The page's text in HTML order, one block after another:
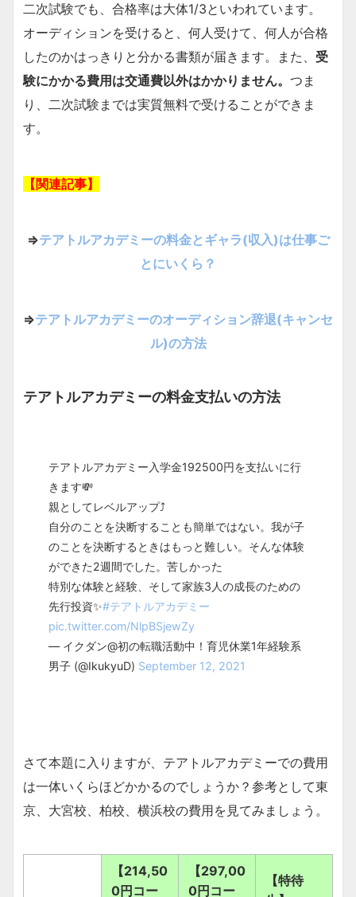
二次試験でも、合格率は大体1/3といわれています。
オーディションを受けると、何人受けて、何人が合格
したのかはっきりと分かる書類が届きます。また、 受
験にかかる費用は交通費以外はかかりません。 つま
り、二次試験までは実質無料で受けることができま
す。
【関連記事】
⇒テアトルアカデミーの料金とギャラ(収入)は仕事ご
とにいくら？
⇒テアトルアカデミーのオーディション辞退(キャンセ
ル)の方法
テアトルアカデミーの料金支払いの方法
テアトルアカデミー入学金192500円を支払いに行
きます💸
親としてレベルアップ⤴️
自分のことを決断することも簡単ではない。我が子
のことを決断するときはもっと難しい。そんな体験
ができた2週間でした。苦しかった
特別な体験と経験、そして家族3人の成長のための
先行投資✨#テアトルアカデミー
pic.twitter.com/NlpBSjewZy
— イクダン@初の転職活動中！育児休業1年経験系
男子 (@IkukyuD) September 12, 2021
さて本題に入りますが、テアトルアカデミーでの費用
は一体いくらほどかかるのでしょうか？参考として東
京、大宮校、柏校、横浜校の費用を見てみましょう。
【214,50
0円コー
【297,00
0円コー
【特待